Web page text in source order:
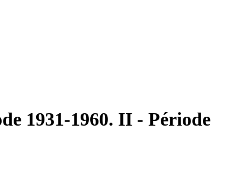
1931-1960. II - Période